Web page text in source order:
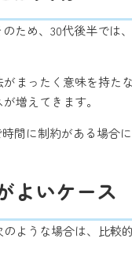
ため、30代後半で
まったく意味を持
増えてきます。
間に制約がある場合
よいケース
ような場合は、比較